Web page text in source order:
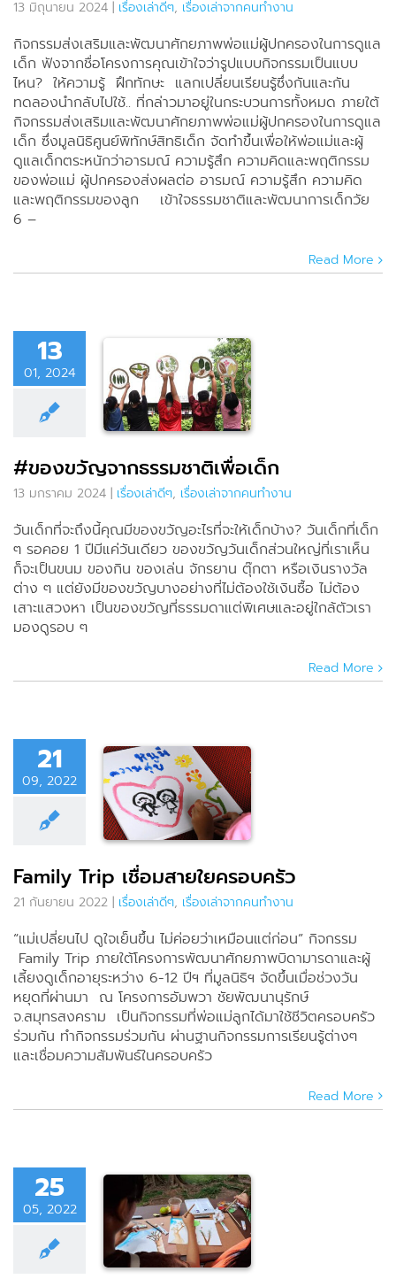
13 มิถุนายน 2024 | เรื่องเล่าดีๆ, เรื่องเล่าจากคนทำงาน
กิจกรรมส่งเสริมและพัฒนาศักยภาพพ่อแม่ผู้ปกครองในการดูแล
เด็ก ฟังจากชื่อโครงการคุณเข้าใจว่ารูปแบบกิจกรรมเป็นแบบ
ไหน? ให้ความรู้ ฝึกทักษะ แลกเปลี่ยนเรียนรู้ซึ่งกันและกัน
ทดลองนำกลับไปใช้.. ที่กล่าวมาอยู่ในกระบวนการทั้งหมด ภายใต้
กิจกรรมส่งเสริมและพัฒนาศักยภาพพ่อแม่ผู้ปกครองในการดูแล
เด็ก ซึ่งมูลนิธิศูนย์พิทักษ์สิทธิเด็ก จัดทำขึ้นเพื่อให้พ่อแม่และผู้
ดูแลเด็กตระหนักว่าอารมณ์ ความรู้สึก ความคิดและพฤติกรรม
ของพ่อแม่ ผู้ปกครองส่งผลต่อ อารมณ์ ความรู้สึก ความคิด
และพฤติกรรมของลูก เข้าใจธรรมชาติและพัฒนาการเด็กวัย
6 –
Read More
13
01, 2024
วัญจาก
าติเพื่อ
#ของขวัญจากธรรมชาติเพื่อเด็ก
13 มกราคม 2024 | เรื่องเล่าดีๆ, เรื่องเล่าจากคนทำงาน
วันเด็กที่จะถึงนี้คุณมีของขวัญอะไรที่จะให้เด็กบ้าง? วันเด็กที่เด็ก
ๆ รอคอย 1 ปีมีแค่วันเดียว ของขวัญวันเด็กส่วนใหญ่ที่เราเห็น
ก็จะเป็นขนม ของกิน ของเล่น จักรยาน ตุ๊กตา หรือเงินรางวัล
ต่าง ๆ แต่ยังมีของขวัญบางอย่างที่ไม่ต้องใช้เงินซื้อ ไม่ต้อง
เสาะแสวงหา เป็นของขวัญที่ธรรมดาแต่พิเศษและอยู่ใกล้ตัวเรา
มองดูรอบ ๆ
Read More
21
09, 2022
Trip
สายใย
บครัว
Family Trip เชื่อมสายใยครอบครัว
21 กันยายน 2022 | เรื่องเล่าดีๆ, เรื่องเล่าจากคนทำงาน
“แม่เปลี่ยนไป ดูใจเย็นขึ้น ไม่ค่อยว่าเหมือนแต่ก่อน” กิจกรรม
Family Trip ภายใต้โครงการพัฒนาศักยภาพบิดามารดาและผู้
เลี้ยงดูเด็กอายุระหว่าง 6-12 ปีฯ ที่มูลนิธิฯ จัดขึ้นเมื่อช่วงวัน
หยุดที่ผ่านมา ณ โครงการอัมพวา ชัยพัฒนานุรักษ์
จ.สมุทรสงคราม เป็นกิจกรรมที่พ่อแม่ลูกได้มาใช้ชีวิตครอบครัว
ร่วมกัน ทำกิจกรรมร่วมกัน ผ่านฐานกิจกรรมการเรียนรู้ต่างๆ
และเชื่อมความสัมพันธ์ในครอบครัว
Read More
25
05, 2022
รรษาใน
ด็กเพื่อ
พัฒนา
ตทักษะ